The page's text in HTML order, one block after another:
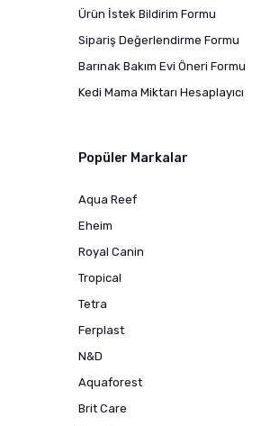
Ürün İstek Bildirim Formu
Sipariş Değerlendirme Formu
Barınak Bakım Evi Öneri Formu
Kedi Mama Miktarı Hesaplayıcı
Popüler Markalar
Aqua Reef
Eheim
Royal Canin
Tropical
Tetra
Ferplast
N&D
Aquaforest
Brit Care